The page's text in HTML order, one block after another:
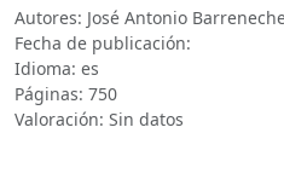
Autores: José Antonio
Fecha de publicación:
Idioma: es
Páginas: 750
Valoración: Sin datos